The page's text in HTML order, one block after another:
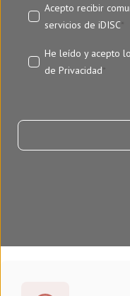
Acepto recibir
servicios de iDISC*
He leído y acepto
de Privacidad*